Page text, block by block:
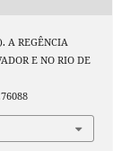
A REGÊNCIA
E NO RIO DE